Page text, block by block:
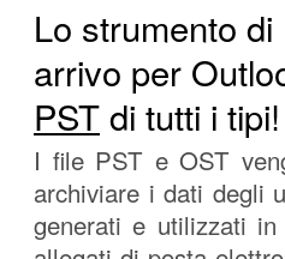
Lo strumento
arrivo per
PSTdi tutti i tipi!
I file PST e OST
archiviare i dati degli
generati e utilizzati in